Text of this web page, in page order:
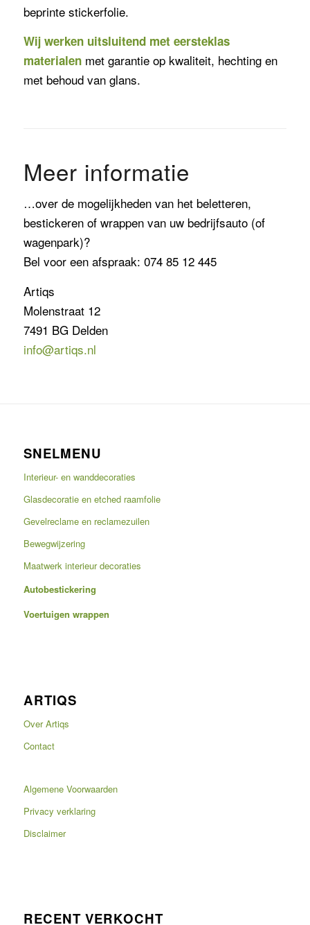
beprinte stickerfolie.
Wij werken uitsluitend met eersteklas
materialenmet garantie op kwaliteit, hechting en
met behoud van glans.
Meer informatie
…over de mogelijkheden van het beletteren,
bestickeren of wrappen van uw bedrijfsauto (of
wagenpark)?
Bel voor een afspraak: 074 85 12 445
Artiqs
Molenstraat 12
7491 BG Delden
info@artiqs.nl
SNELMENU
Interieur- en wanddecoraties
Glasdecoratie en etched raamfolie
Gevelreclame en reclamezuilen
Bewegwijzering
Maatwerk interieur decoraties
Autobestickering
Voertuigen wrappen
ARTIQS
Over Artiqs
Contact
Algemene Voorwaarden
Privacy verklaring
Disclaimer
RECENT VERKOCHT